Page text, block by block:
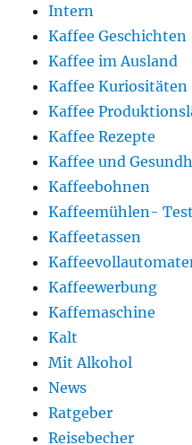
Intern
Kaffee Geschichten
Kaffee im Ausland
Kaffee Kuriositäten
Kaffee
Kaffee Rezepte
Kaffee und
Kaffeebohnen
Kaffeemühlen-
Kaffeetassen
Kaffeewerbung
Kaffemaschine
Kalt
Mit Alkohol
News
Ratgeber
Reisebecher